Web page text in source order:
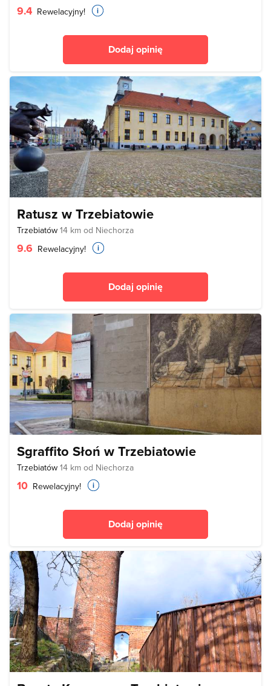
9.4 Rewelacyjny!
Dodaj opinię
Ratusz w Trzebiatowie
Trzebiatów 14 km od Niechorza
9.6 Rewelacyjny!
Dodaj opinię
Sgraffito Słoń w Trzebiatowie
Trzebiatów 14 km od Niechorza
10 Rewelacyjny!
Dodaj opinię